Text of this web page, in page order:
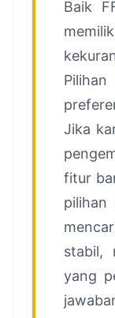
Baik
Jika
fitur
pilihan
stabil,
yang